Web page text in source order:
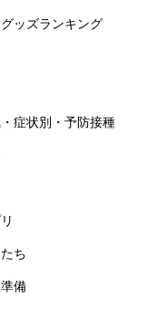
ッズランキング
症状別・予防接種
ち
備